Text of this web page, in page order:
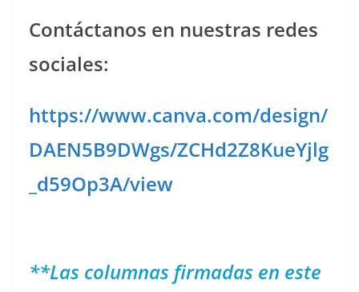
Contáctanos en nuestras redes
sociales:
https://www.canva.com/design/
DAEN5B9DWgs/ZCHd2Z8KueYjlg
_d59Op3A/view
**Las columnas firmadas en este